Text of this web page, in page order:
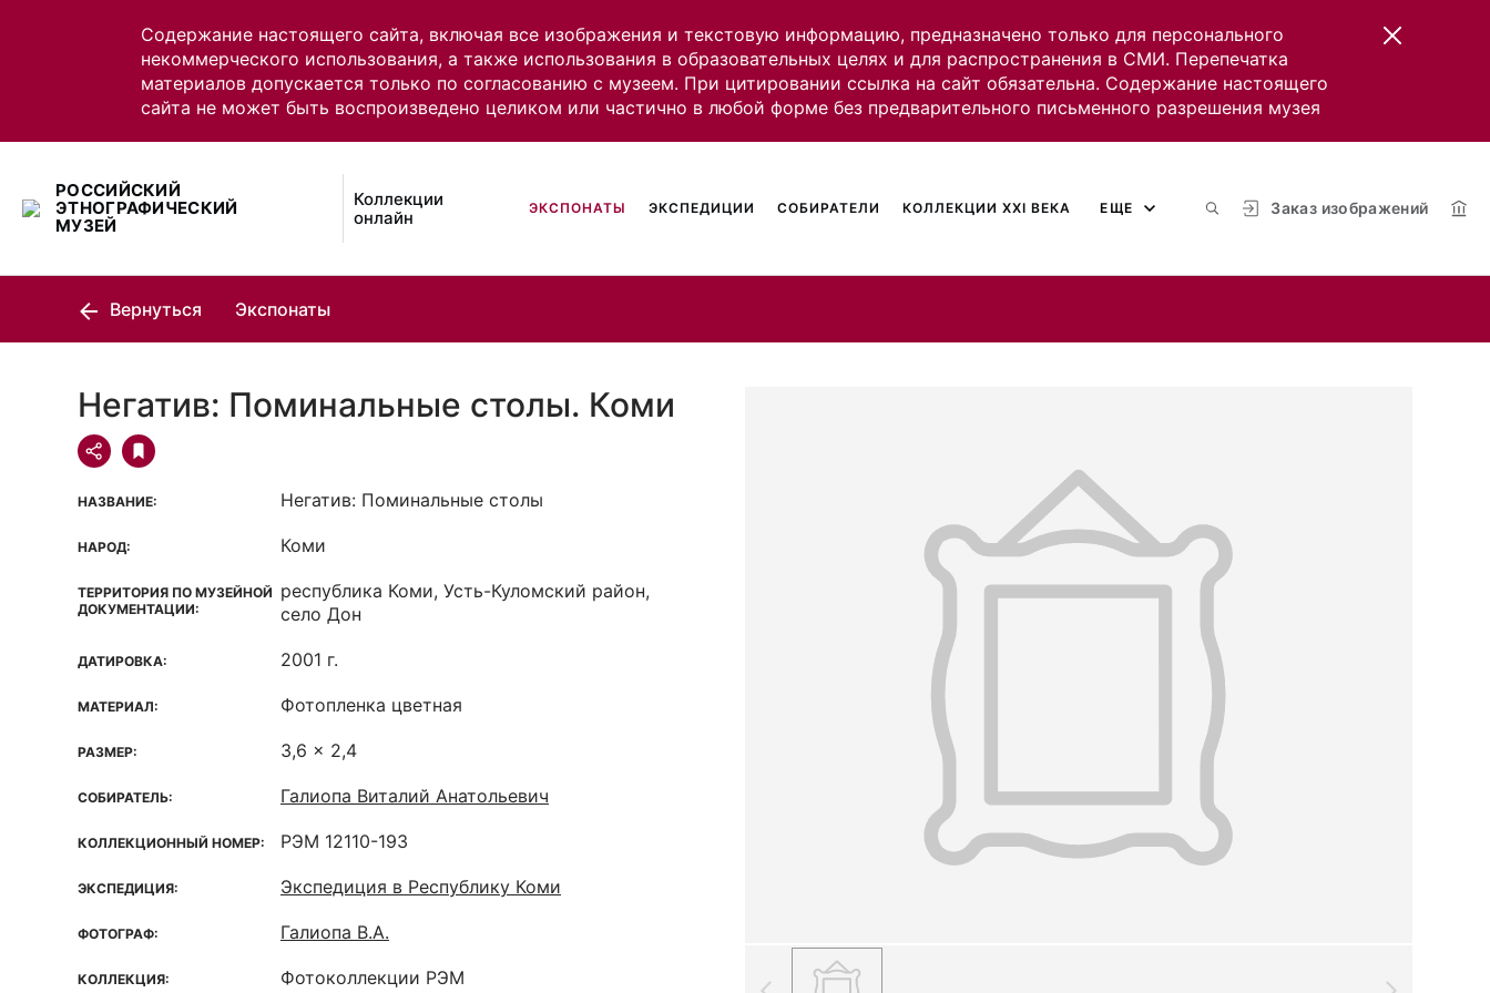
Содержание настоящего сайта, включая все изображения и текстовую информацию, предназначено только для персонального
некоммерческого использования, а также использования в образовательных целях и для распространения в СМИ. Перепечатка
материалов допускается только по согласованию с музеем. При цитировании ссылка на сайт обязательна. Содержание настоящего
сайта не может быть воспроизведено целиком или частично в любой форме без предварительного письменного разрешения музея
РОССИЙСКИЙ
ЭТНОГРАФИЧЕСКИЙ
МУЗЕЙ
Коллекции
онлайн
Заказ изображений
ЭКСПОНАТЫ ЭКСПЕДИЦИИ СОБИРАТЕЛИ КОЛЛЕКЦИИ XXI ВЕКА ЕЩЕ
Вернуться Экспонаты
Негатив: Поминальные столы. Коми
НАЗВАНИЕ: Негатив: Поминальные столы
НАРОД: Коми
ТЕРРИТОРИЯ ПО МУЗЕЙНОЙ
ДОКУМЕНТАЦИИ:
республика Коми, Усть-Куломский район,
село Дон
ДАТИРОВКА: 2001 г.
МАТЕРИАЛ: Фотопленка цветная
РАЗМЕР: 3,6 x 2,4
СОБИРАТЕЛЬ: Галиопа Виталий Анатольевич
КОЛЛЕКЦИОННЫЙ НОМЕР: РЭМ 12110-193
ЭКСПЕДИЦИЯ: Экспедиция в Республику Коми
ФОТОГРАФ: Галиопа В.А.
КОЛЛЕКЦИЯ: Фотоколлекции РЭМ